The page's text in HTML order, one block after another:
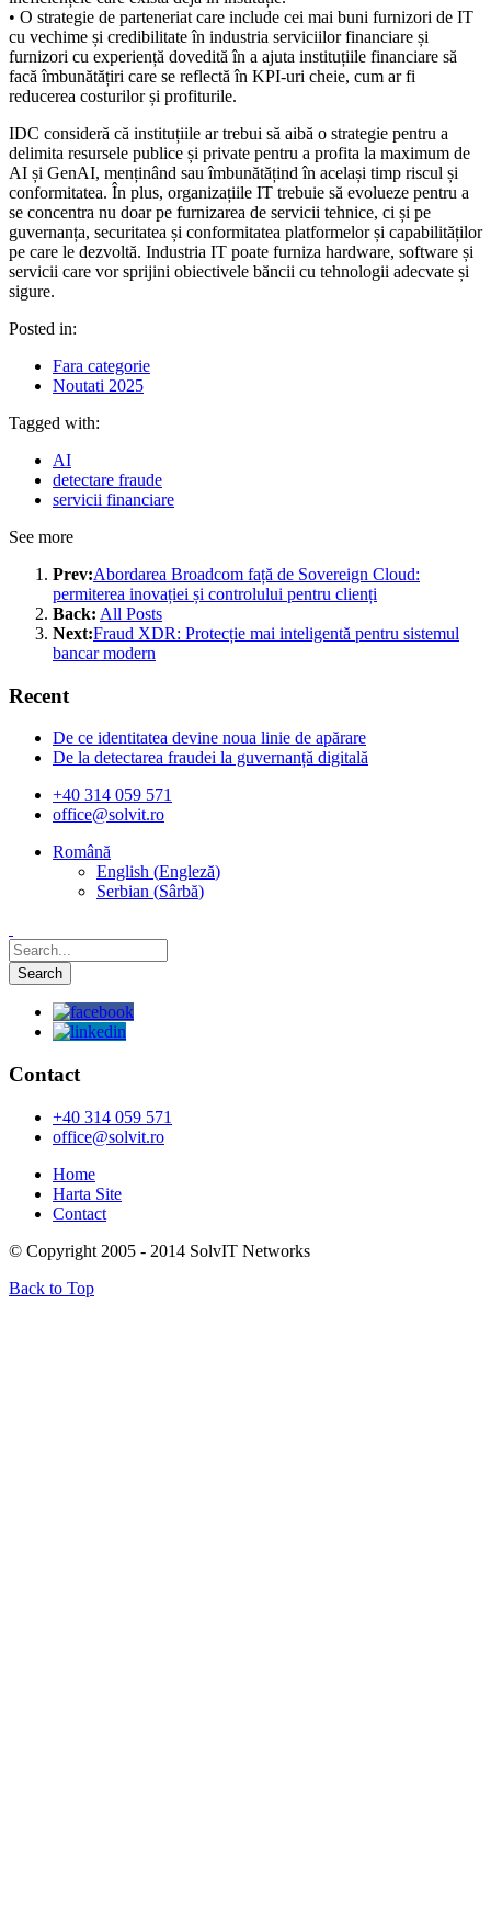
• O strategie de parteneriat care include cei mai buni furnizori de IT
cu vechime și credibilitate în industria serviciilor financiare și
furnizori cu experiență dovedită în a ajuta instituțiile financiare să
facă îmbunătățiri care se reflectă în KPI-uri cheie, cum ar fi
reducerea costurilor și profiturile.
IDC consideră că instituțiile ar trebui să aibă o strategie pentru a
delimita resursele publice și private pentru a profita la maximum de
AI și GenAI, menținând sau îmbunătățind în același timp riscul și
conformitatea. În plus, organizațiile IT trebuie să evolueze pentru a
se concentra nu doar pe furnizarea de servicii tehnice, ci și pe
guvernanța, securitatea și conformitatea platformelor și capabilităților
pe care le dezvoltă. Industria IT poate furniza hardware, software și
servicii care vor sprijini obiectivele băncii cu tehnologii adecvate și
sigure.
Posted in:
Fara categorie
Noutati 2025
Tagged with:
AI
detectare fraude
servicii financiare
See more
Prev:Abordarea Broadcom față de Sovereign Cloud:
permiterea inovației și controlului pentru clienți
Back: All Posts
Next:Fraud XDR: Protecție mai inteligentă pentru sistemul
bancar modern
Recent
De ce identitatea devine noua linie de apărare
De la detectarea fraudei la guvernanță digitală
+40 314 059 571
office@solvit.ro
Română
English (Engleză)
Serbian (Sârbă)
Contact
+40 314 059 571
office@solvit.ro
Home
Harta Site
Contact
© Copyright 2005 - 2014 SolvIT Networks
Back to Top